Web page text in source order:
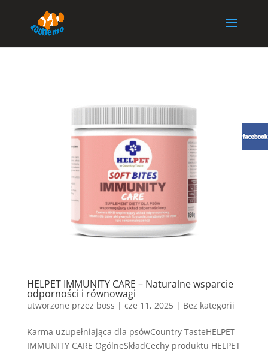
HELPET IMMUNITY CARE – Naturalne wsparcie
odporności i równowagi
utworzone przez boss | cze 11, 2025| Bez kategorii
Karma uzupełniająca dla psówCountry TasteHELPET
IMMUNITY CARE OgólneSkładCechy produktu HELPET